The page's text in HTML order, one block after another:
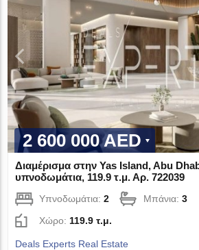
2 600 000 AED
Διαμέρισμα στην Yas Island, Abu
υπνοδωμάτια, 119.9 τ.μ. Αρ. 722039
Υπνοδωμάτια:2 Μπάνια:3
Χώρο:119.9 τ.μ.
Deals Experts Real Estate